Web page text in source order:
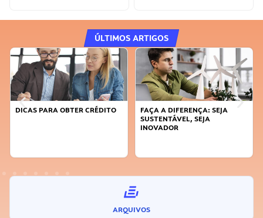
ÚLTIMOS ARTIGOS
DICAS PARA OBTER CRÉDITO
FAÇA A DIFERENÇA: SEJA
SUSTENTÁVEL, SEJA
INOVADOR
ARQUIVOS